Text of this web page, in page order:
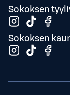
Sokoksen
Sokoksen